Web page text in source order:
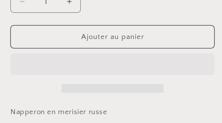
Réduire
la
quantité
Grand
Augmenter
la
quantité
Grand
Ajouter au panier
Napperon en merisier russe